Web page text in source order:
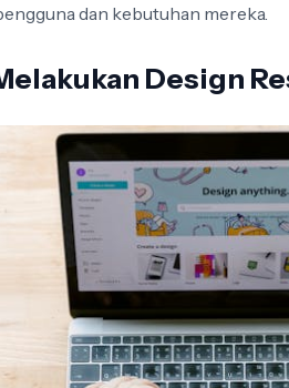
dan kebutuhan mereka.
Design